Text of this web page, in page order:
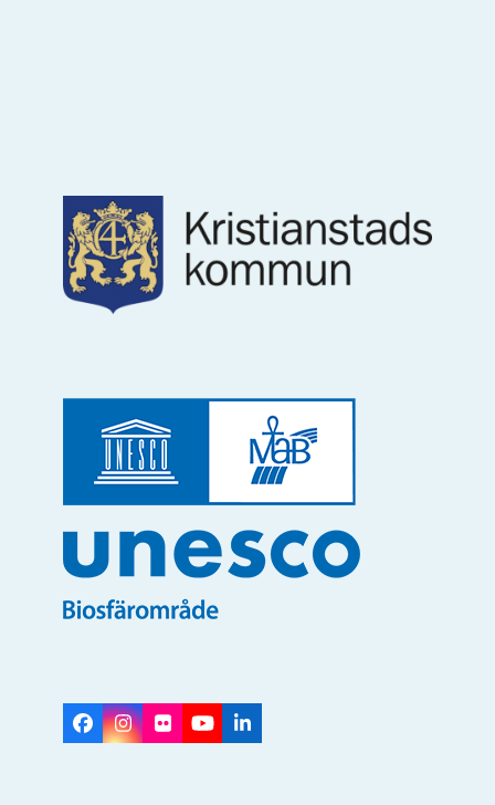
Facebook
Instagram
FlickrYouTubeLinkedIn